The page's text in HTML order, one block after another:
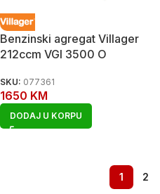
Benzinski agregat Villager
212ccm VGI 3500 O
SKU: 077361
1650 KM
DODAJ U KORPU
1 2